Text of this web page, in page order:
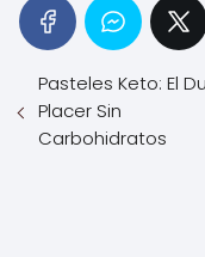
Pasteles Keto: El
Placer Sin
Carbohidratos